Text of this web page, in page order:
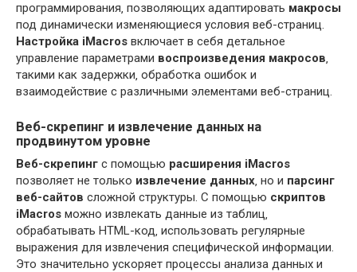
программирования‚ позволяющих адаптировать макросы
под динамически изменяющиеся условия веб-страниц.
Настройка iMacros включает в себя детальное
управление параметрами воспроизведения макросов‚
такими как задержки‚ обработка ошибок и
взаимодействие с различными элементами веб-страниц.
Веб-скрепинг и извлечение данных на
продвинутом уровне
Веб-скрепинг с помощью расширения iMacros
позволяет не только извлечение данных ‚ но и парсинг
веб-сайтов сложной структуры. С помощью скриптов
iMacros можно извлекать данные из таблиц‚
обрабатывать HTML-код‚ использовать регулярные
выражения для извлечения специфической информации.
Это значительно ускоряет процессы анализа данных и